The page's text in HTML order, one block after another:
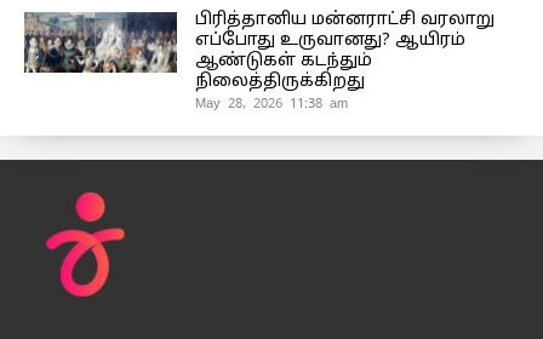
பிரித்தானிய மன்னராட்சி வரலாறு
எப்போது உருவானது? ஆயிரம்
ஆண்டுகள் கடந்தும்
நிலைத்திருக்கிறது
May 28, 2026 11:38 am